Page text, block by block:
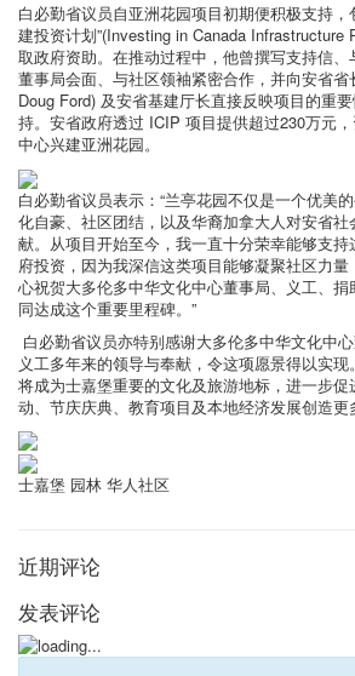
白必勤省议员自亚洲花园项目初期便积极支持，
建投资计划”(Investing in Canada Infrastructure
取政府资助。在推动过程中，他曾撰写支持信
董事局会面、与社区领袖紧密合作，并向安省
Doug Ford) 及安省基建厅长直接反映项目的重
持。安省政府透过 ICIP 项目提供超过230万元
中心兴建亚洲花园。
白必勤省议员表示：“兰亭花园不仅是一个优美
化自豪、社区团结，以及华裔加拿大人对安省
献。从项目开始至今，我一直十分荣幸能够支
府投资，因为我深信这类项目能够凝聚社区力
心祝贺大多伦多中华文化中心董事局、义工、
同达成这个重要里程碑。”
白必勤省议员亦特别感谢大多伦多中华文化中
义工多年来的领导与奉献，令这项愿景得以实
将成为士嘉堡重要的文化及旅游地标，进一步
动、节庆庆典、教育项目及本地经济发展创造更
士嘉堡 园林 华人社区
近期评论
发表评论